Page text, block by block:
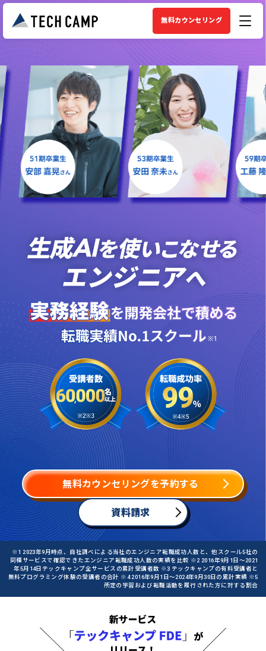
無料カウンセリング
無料カウンセリングを予約する
資料請求
※1 2023年9月時点、自社調べによる当社のエンジニア転職成功人数と、他スクール5社の
同種サービスで確認できたエンジニア転職成功人数の実績を比較 ※2 2016年9月1日〜2021
年5月14日テックキャンプ全サービスの累計受講者数 ※3 テックキャンプの有料受講者と
無料プログラミング体験の受講者の合計 ※4 2016年9月1日〜2024年9月30日の累計実績 ※5
所定の学習および転職活動を履行された方に対する割合